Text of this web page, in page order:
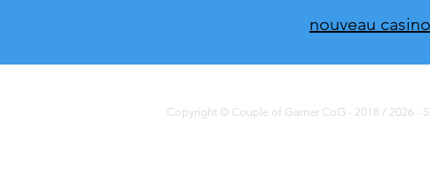
nouveau
Copyright © Couple of Gamer CoG - 2018 / 2026 -